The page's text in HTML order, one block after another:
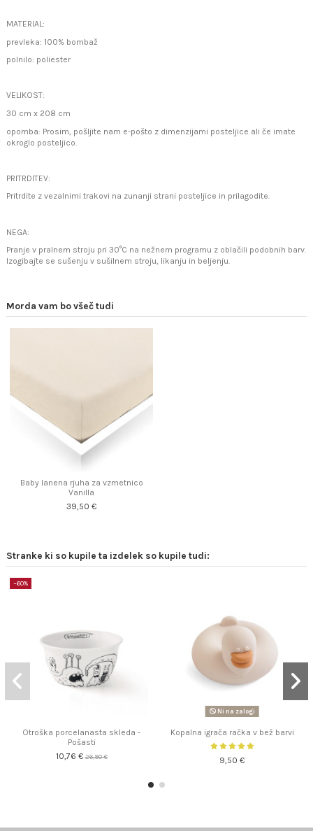
MATERIAL:
prevleka: 100% bombaž
polnilo: poliester
VELIKOST:
30 cm x 208 cm
opomba: Prosim, pošljite nam e-pošto z dimenzijami posteljice ali če imate
okroglo posteljico.
PRITRDITEV:
Pritrdite z vezalnimi trakovi na zunanji strani posteljice in prilagodite.
NEGA:
Pranje v pralnem stroju pri 30°C na nežnem programu z oblačili podobnih barv.
Izogibajte se sušenju v sušilnem stroju, likanju in beljenju.
Morda vam bo všeč tudi
Baby lanena rjuha za vzmetnico
Vanilla
39,50 €
Stranke ki so kupile ta izdelek so kupile tudi:
−60%
Otroška porcelanasta skleda -
Pošasti
10,76 €26,90 €
Ni na zalogi
Kopalna igrača račka v bež barvi
9,50 €